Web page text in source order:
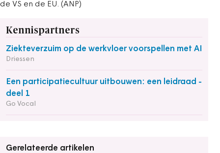
de VS en de EU. (ANP)
Kennispartners
Ziekteverzuim op de werkvloer voorspellen met AI
Driessen
Een participatiecultuur uitbouwen: een leidraad -
deel 1
Go Vocal
Gerelateerde artikelen